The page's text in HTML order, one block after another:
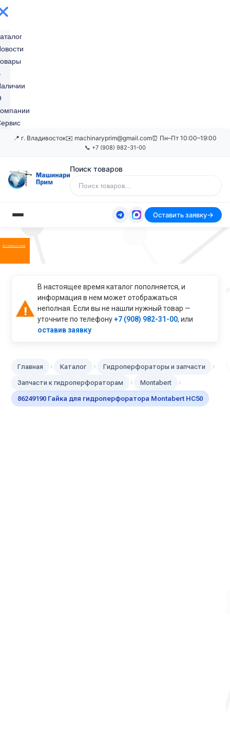
📍 г. Владивосток✉️ machinaryprim@gmail.com⏰ Пн–Пт 10:00–19:00
📞 +7 (908) 982-31-00
Поиск товаров
Оставить заявку
Оставить заявку
В настоящее время каталог пополняется, и
информация в нем может отображаться
неполная. Если вы не нашли нужный товар —
уточните по телефону+7 (908) 982-31-00, или
оставив заявку
Главная › Каталог › Гидроперфораторы и запчасти ›
Запчасти к гидроперфораторам › Montabert ›
86249190 Гайка для гидроперфоратора Montabert HC50